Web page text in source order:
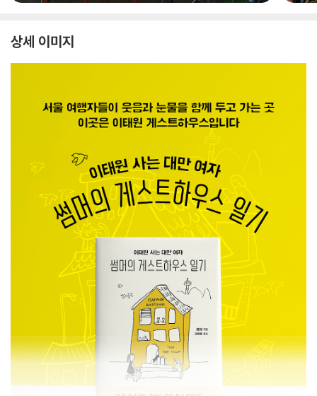
상세 이미지